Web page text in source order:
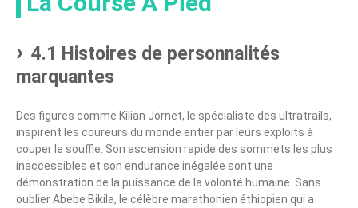
4.1 Histoires de personnalités
marquantes
Des figures comme Kilian Jornet, le spécialiste des ultratrails,
inspirent les coureurs du monde entier par leurs exploits à
couper le souffle. Son ascension rapide des sommets les plus
inaccessibles et son endurance inégalée sont une
démonstration de la puissance de la volonté humaine. Sans
oublier Abebe Bikila, le célèbre marathonien éthiopien qui a